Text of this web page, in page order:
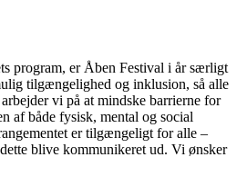
program, er Åben Festival i år særligt
tilgængelighed og inklusion, så alle
vi på at mindske barrierne for
af både fysisk, mental og social
er tilgængeligt for alle –
blive kommunikeret ud. Vi ønsker